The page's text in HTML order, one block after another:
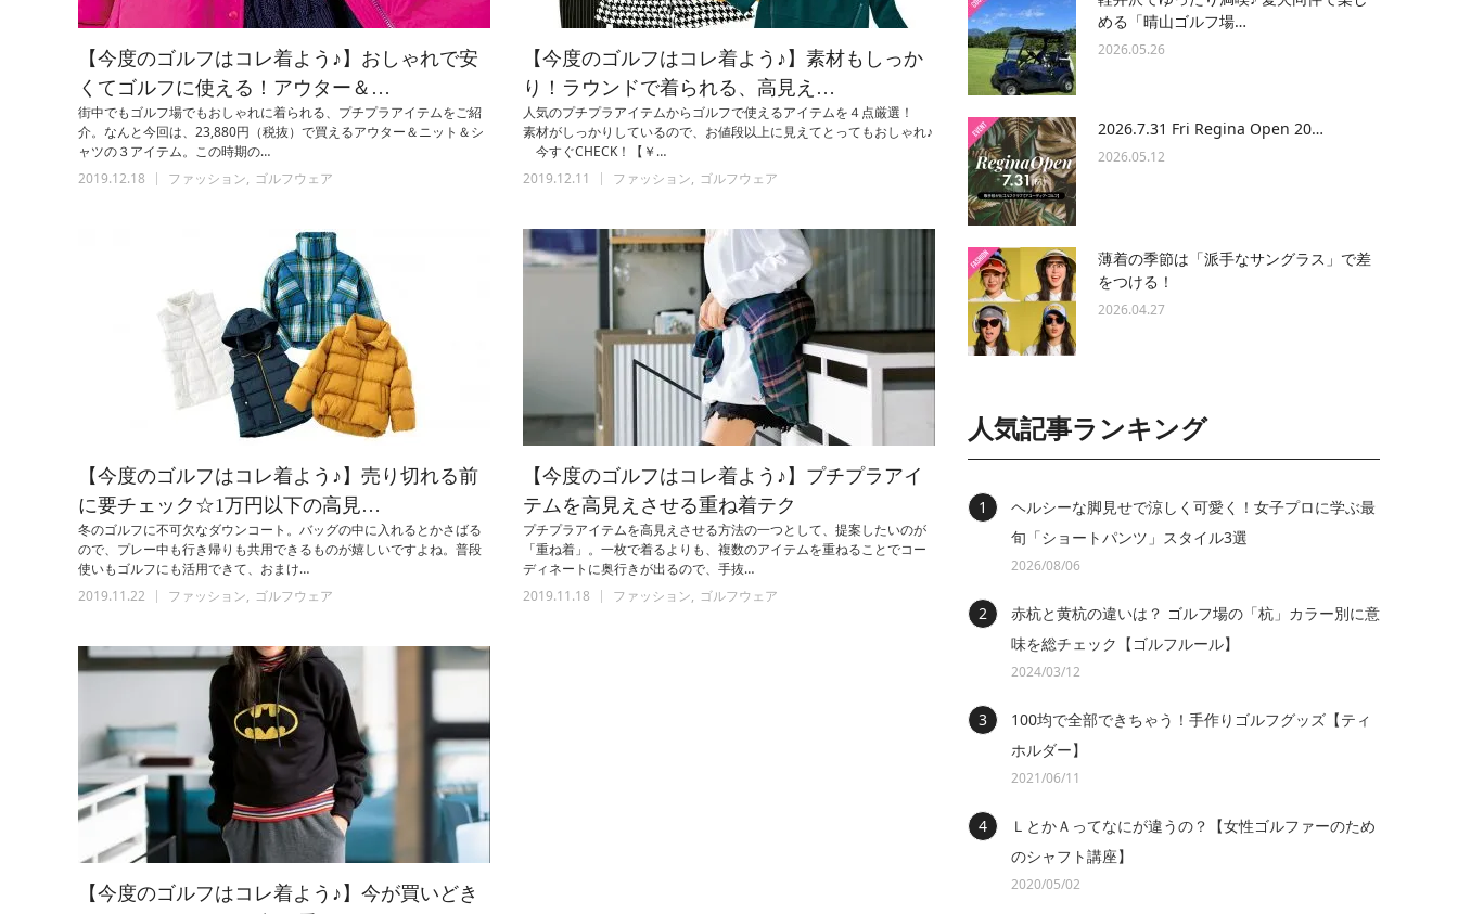
【今度のゴルフはコレ着よう♪】おしゃれで安
くてゴルフに使える！アウター＆…
街中でもゴルフ場でもおしゃれに着られる、プチプラアイテムをご紹
介。なんと今回は、23,880円（税抜）で買えるアウター＆ニット＆シ
ャツの３アイテム。この時期の…
2019.12.18
ファッション ゴルフウェア
【今度のゴルフはコレ着よう♪】素材もしっか
り！ラウンドで着られる、高見え…
人気のプチプラアイテムからゴルフで使えるアイテムを４点厳選！
素材がしっかりしているので、お値段以上に見えてとってもおしゃれ♪
今すぐCHECK！【￥…
2019.12.11
ファッション ゴルフウェア
【今度のゴルフはコレ着よう♪】売り切れる前
に要チェック☆1万円以下の高見…
冬のゴルフに不可欠なダウンコート。バッグの中に入れるとかさばる
ので、プレー中も行き帰りも共用できるものが嬉しいですよね。普段
使いもゴルフにも活用できて、おまけ…
2019.11.22
ファッション ゴルフウェア
【今度のゴルフはコレ着よう♪】プチプラアイ
テムを高見えさせる重ね着テク
プチプラアイテムを高見えさせる方法の一つとして、提案したいのが
「重ね着」。一枚で着るよりも、複数のアイテムを重ねることでコー
ディネートに奥行きが出るので、手抜…
2019.11.18
ファッション ゴルフウェア
【今度のゴルフはコレ着よう♪】今が買いどき
める「晴山ゴルフ場…
2026.05.26
2026.7.31 Fri Regina Open 20…
2026.05.12
薄着の季節は「派手なサングラス」で差
をつける！
2026.04.27
人気記事ランキング
ヘルシーな脚見せで涼しく可愛く！女子プロに学ぶ最
旬「ショートパンツ」スタイル3選
2026/08/06
赤杭と黄杭の違いは？ ゴルフ場の「杭」カラー別に意
味を総チェック【ゴルフルール】
2024/03/12
100均で全部できちゃう！手作りゴルフグッズ【ティ
ホルダー】
2021/06/11
ＬとかＡってなにが違うの？【女性ゴルファーのため
のシャフト講座】
2020/05/02